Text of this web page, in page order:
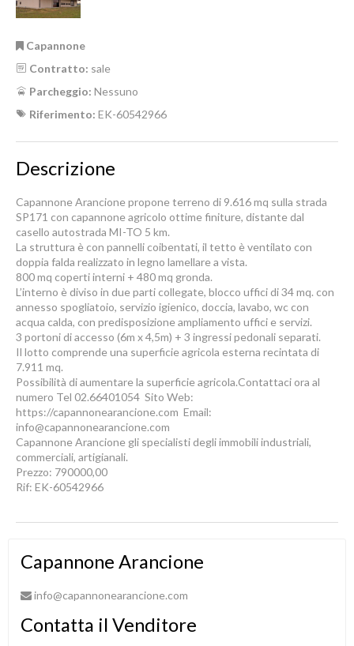
Capannone
Contratto: sale
Parcheggio: Nessuno
Riferimento: EK-60542966
Descrizione
Capannone Arancione propone terreno di 9.616 mq sulla strada
SP171 con capannone agricolo ottime finiture, distante dal
casello autostrada MI-TO 5 km.
La struttura è con pannelli coibentati, il tetto è ventilato con
doppia falda realizzato in legno lamellare a vista.
800 mq coperti interni + 480 mq gronda.
L’interno è diviso in due parti collegate, blocco uffici di 34 mq. con
annesso spogliatoio, servizio igienico, doccia, lavabo, wc con
acqua calda, con predisposizione ampliamento uffici e servizi.
3 portoni di accesso (6m x 4,5m) + 3 ingressi pedonali separati.
Il lotto comprende una superficie agricola esterna recintata di
7.911 mq.
Possibilità di aumentare la superficie agricola.Contattaci ora al
numero Tel 02.66401054  Sito Web:
https://capannonearancione.com  Email:
info@capannonearancione.com
Capannone Arancione gli specialisti degli immobili industriali,
commerciali, artigianali.
Prezzo: 790000,00
Rif: EK-60542966
Capannone Arancione
info@capannonearancione.com
Contatta il Venditore